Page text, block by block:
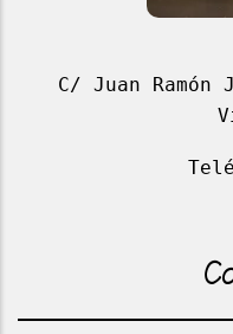
C/ Juan Ramón